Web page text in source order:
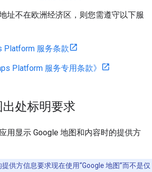
址不在欧洲经济区，则您需遵守以下服
Platform 服务条款
Platform 服务专用条款》
处标明要求
用显示 Google 地图和内容时的提供方
提供方信息要求现在使用“Google 地图”而不是仅